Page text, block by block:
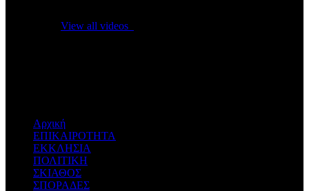
View all videos
Αρχική
ΕΠΙΚΑΙΡΟΤΗΤΑ
ΕΚΚΛΗΣΙΑ
ΠΟΛΙΤΙΚΗ
ΣΚΙΑΘΟΣ
ΣΠΟΡΑΔΕΣ